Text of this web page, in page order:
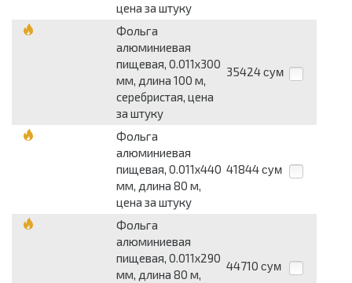
цена за штуку
Фольга
алюминиевая
пищевая, 0.011х300
мм, длина 100 м,
серебристая, цена
за штуку
35424 сум
Фольга
алюминиевая
пищевая, 0.011х440
мм, длина 80 м,
цена за штуку
41844 сум
Фольга
алюминиевая
пищевая, 0.011х290
мм, длина 80 м,
44710 сум